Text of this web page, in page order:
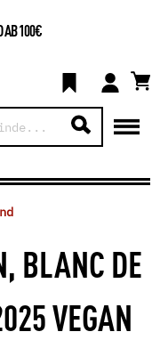
AB 100€
BLANC DE
VEGAN